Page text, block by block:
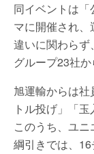
同イベントは
マに開催され
違いに関わらず
グループ23社
旭運輸からは
トル投げ」「
このうち、ユ
綱引きでは、